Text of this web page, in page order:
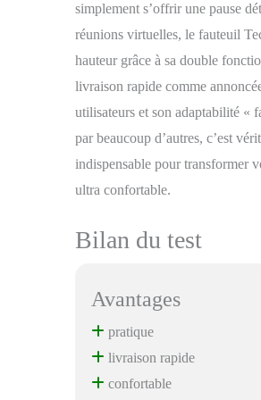
simplement s’offrir une pause
réunions virtuelles, le fauteuil
hauteur grâce à sa double
livraison rapide comme
utilisateurs et son adaptabilité «
par beaucoup d’autres, c’est
indispensable pour transformer
ultra confortable.
Bilan du test
Avantages
pratique
livraison rapide
confortable